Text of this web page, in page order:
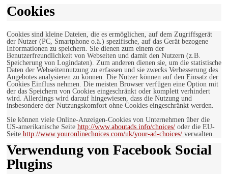
Cookies
Cookies sind kleine Dateien, die es ermöglichen, auf dem Zugriffsgerät
der Nutzer (PC, Smartphone o.ä.) spezifische, auf das Gerät bezogene
Informationen zu speichern. Sie dienen zum einem der
Benutzerfreundlichkeit von Webseiten und damit den Nutzern (z.B.
Speicherung von Logindaten). Zum anderen dienen sie, um die statistische
Daten der Webseitennutzung zu erfassen und sie zwecks Verbesserung des
Angebotes analysieren zu können. Die Nutzer können auf den Einsatz der
Cookies Einfluss nehmen. Die meisten Browser verfügen eine Option mit
der das Speichern von Cookies eingeschränkt oder komplett verhindert
wird. Allerdings wird darauf hingewiesen, dass die Nutzung und
insbesondere der Nutzungskomfort ohne Cookies eingeschränkt werden.
Sie können viele Online-Anzeigen-Cookies von Unternehmen über die
US-amerikanische Seite http://www.aboutads.info/choices/ oder die EU-
Seite http://www.youronlinechoices.com/uk/your-ad-choices/ verwalten.
Verwendung von Facebook Social
Plugins